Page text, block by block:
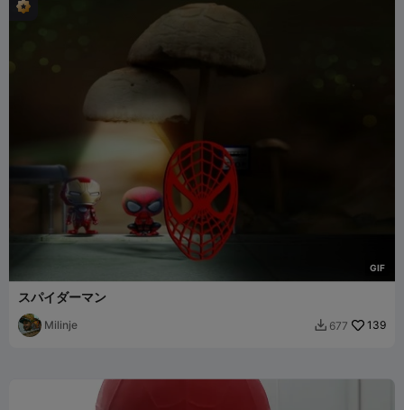
GIF
スパイダーマン
Milinje  677 139